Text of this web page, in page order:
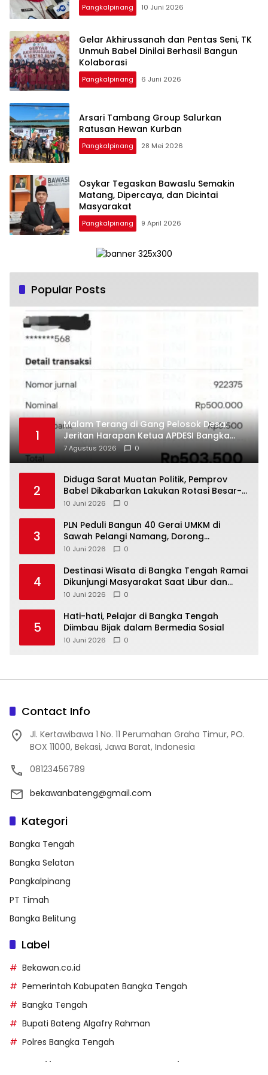
Pangkalpinang 10 Juni 2026
‎Gelar Akhirussanah dan Pentas Seni, TK
Unmuh Babel Dinilai Berhasil Bangun
Pangkalpinang 6 Juni 2026
‎Arsari Tambang Group Salurkan
Ratusan Hewan Kurban
Pangkalpinang 28 Mei 2026
Osykar Tegaskan Bawaslu Semakin
Matang, Dipercaya, dan Dicintai
Masyarakat
Pangkalpinang 9 April 2026
Popular Posts
1
Malam Terang di Gang Pelosok Desa:
Jeritan Harapan Ketua APDESI Bangka
Tengah untuk PLN Babel
7 Agustus 2026 0
2
‎Diduga Sarat Muatan Politik, Pemprov
Babel Dikabarkan Lakukan Rotasi Besar-
10 Juni 2026 0
3
‎PLN Peduli Bangun 40 Gerai UMKM di
Sawah Pelangi Namang, Dorong
10 Juni 2026 0
4
‎Destinasi Wisata di Bangka Tengah Ramai
Dikunjungi Masyarakat Saat Libur dan
Akhir Pekan
10 Juni 2026 0
5
‎Hati-hati, Pelajar di Bangka Tengah
Diimbau Bijak dalam Bermedia Sosial
10 Juni 2026 0
Contact Info
Jl. Kertawibawa 1 No. 11 Perumahan Graha Timur, PO.
BOX 11000, Bekasi, Jawa Barat, Indonesia
08123456789
bekawanbateng@gmail.com
Kategori
Bangka Tengah
Bangka Selatan
Pangkalpinang
PT Timah
Bangka Belitung
Label
Bekawan.co.id
Pemerintah Kabupaten Bangka Tengah
Bangka Tengah
Bupati Bateng Algafry Rahman
Polres Bangka Tengah